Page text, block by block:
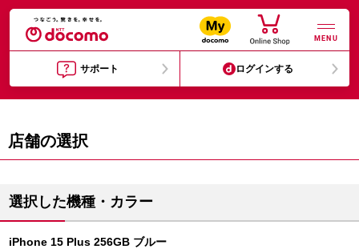
MENU
サポート ログインする
店舗の選択
選択した機種・カラー
iPhone 15 Plus 256GB ブルー